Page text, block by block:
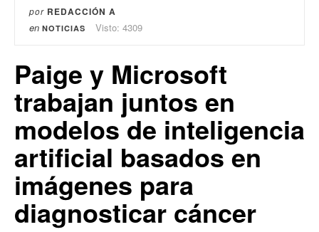
por REDACCIÓN A
en NOTICIAS Visto: 4309
Paige y Microsoft
trabajan juntos en
modelos de inteligencia
artificial basados en
imágenes para
diagnosticar cáncer